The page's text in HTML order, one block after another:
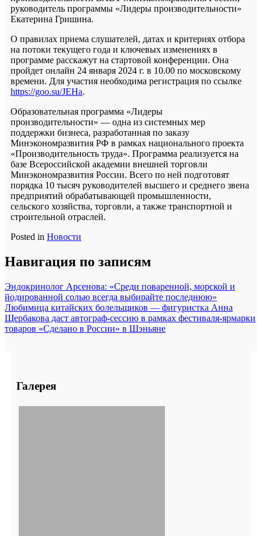
руководитель программы «Лидеры производительности»
Екатерина Гришина.
О правилах приема слушателей, датах и критериях отбора
на потоки текущего года и ключевых изменениях в
программе расскажут на стартовой конференции. Она
пройдет онлайн 24 января 2024 г. в 10.00 по московскому
времени. Для участия необходима регистрация по ссылке
https://goo.su/JEHa.
Образовательная программа «Лидеры
производительности» — одна из системных мер
поддержки бизнеса, разработанная по заказу
Минэкономразвития РФ в рамках национального проекта
«Производительность труда». Программа реализуется на
базе Всероссийской академии внешней торговли
Минэкономразвития России. Всего по ней подготовят
порядка 10 тысяч руководителей высшего и среднего звена
предприятий обрабатывающей промышленности,
сельского хозяйства, торговли, а также транспортной и
строительной отраслей.
Posted in Новости
Навигация по записям
Эндокринолог Арсенова: «Среди поваренной, морской и
йодированной солью всегда выбирайте последнюю»
Любимица китайских болельщиков — фигуристка Анна
Щербакова даст автограф-сессию в рамках фестиваля-ярмарки
товаров «Сделано в России» в Шэньяне
Галерея